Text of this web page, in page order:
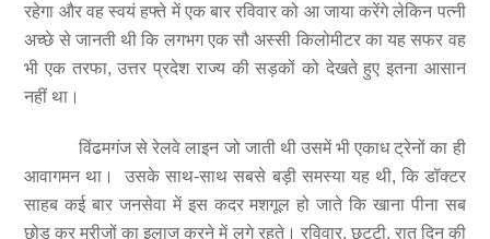
रहेगा और वह स्वयं हफ्ते में एक बार रविवार को आ जाया करेंगे लेकिन पत्नी
अच्छे से जानती थी कि लगभग एक सौ अस्सी किलोमीटर का यह सफर वह
भी एक तरफा, उत्तर प्रदेश राज्य की सड़कों को देखते हुए इतना आसान
नहीं था।
विंढमगंज से रेलवे लाइन जो जाती थी उसमें भी एकाध ट्रेनों का ही
आवागमन था। उसके साथ-साथ सबसे बड़ी समस्या यह थी, कि डॉक्टर
साहब कई बार जनसेवा में इस कदर मशगूल हो जाते कि खाना पीना सब
छोड़ कर मरीजों का इलाज करने में लगे रहते। रविवार, छुट्टी, रात दिन की